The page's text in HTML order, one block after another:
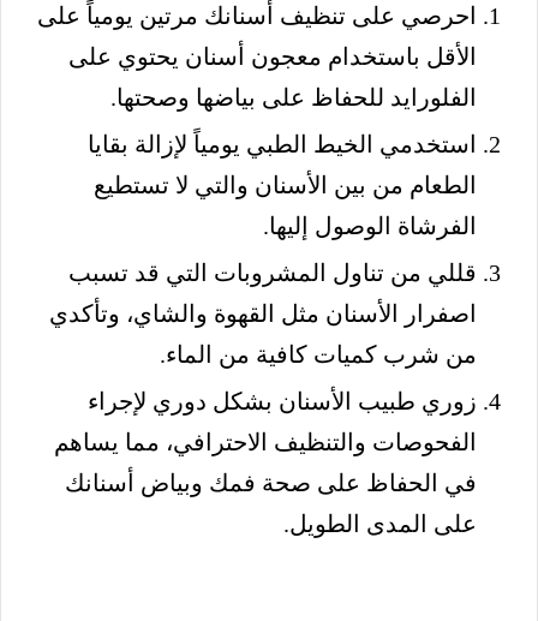
احرصي على تنظيف أسنانك مرتين يومياً على
الأقل باستخدام معجون أسنان يحتوي على
الفلورايد للحفاظ على بياضها وصحتها.
استخدمي الخيط الطبي يومياً لإزالة بقايا
الطعام من بين الأسنان والتي لا تستطيع
الفرشاة الوصول إليها.
قللي من تناول المشروبات التي قد تسبب
اصفرار الأسنان مثل القهوة والشاي، وتأكدي
من شرب كميات كافية من الماء.
زوري طبيب الأسنان بشكل دوري لإجراء
الفحوصات والتنظيف الاحترافي، مما يساهم
في الحفاظ على صحة فمك وبياض أسنانك
على المدى الطويل.